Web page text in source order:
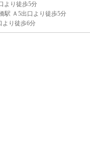
より徒歩5分
駅 Ａ5出口より徒歩5分
より徒歩6分